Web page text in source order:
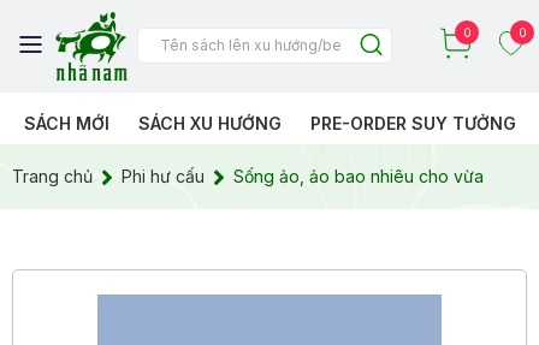
0 0
SÁCH MỚI SÁCH XU HƯỚNG PRE-ORDER SUY TƯỞNG
Trang chủ Phi hư cấu Sống ảo, ảo bao nhiêu cho vừa